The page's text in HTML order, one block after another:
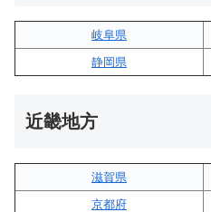
岐阜県
静岡県
近畿地方
滋賀県
京都府